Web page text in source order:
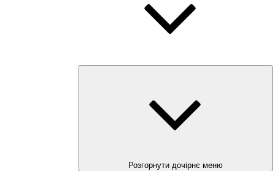
Розгорнути дочірнє меню